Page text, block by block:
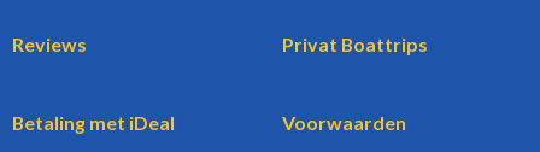
Reviews Privat Boattrips
Betaling met iDeal Voorwaarden